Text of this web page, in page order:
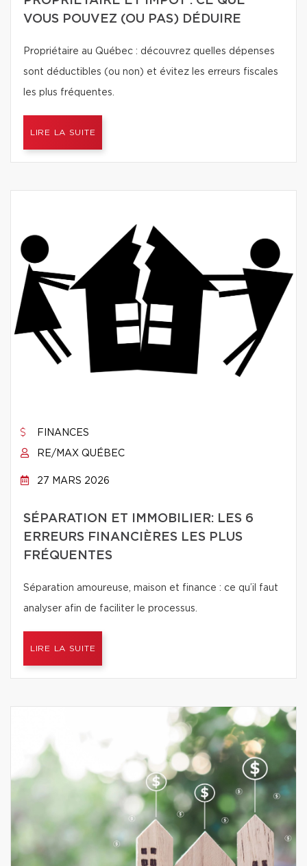
VOUS POUVEZ (OU PAS) DÉDUIRE
Propriétaire au Québec : découvrez quelles dépenses
sont déductibles (ou non) et évitez les erreurs fiscales
les plus fréquentes.
LIRE LA SUITE
FINANCES
RE/MAX QUÉBEC
27 MARS 2026
SÉPARATION ET IMMOBILIER: LES 6
ERREURS FINANCIÈRES LES PLUS
FRÉQUENTES
Séparation amoureuse, maison et finance : ce qu’il faut
analyser afin de faciliter le processus.
LIRE LA SUITE